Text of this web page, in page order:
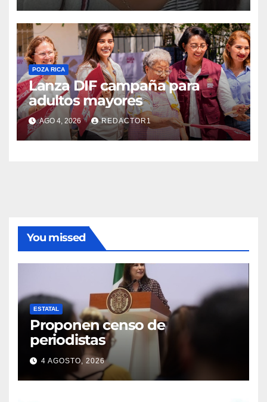
POZA RICA
Lanza DIF campaña para
adultos mayores
AGO 4, 2026 REDACTOR1
You missed
ESTATAL
Proponen censo de
periodistas
4 AGOSTO, 2026